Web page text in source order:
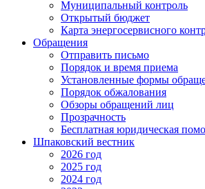
Муниципальный контроль
Открытый бюджет
Карта энергосервисного
Обращения
Отправить письмо
Порядок и время приема
Установленные формы
Порядок обжалования
Обзоры обращений лиц
Прозрачность
Бесплатная юридическая
Шпаковский вестник
2026 год
2025 год
2024 год